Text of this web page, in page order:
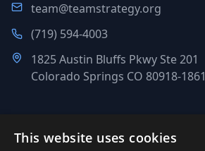
team@teamstrategy.org
(719) 594-4003
1825 Austin Bluffs Pkwy Ste 201
Colorado Springs CO 80918-1861
This website uses cookies